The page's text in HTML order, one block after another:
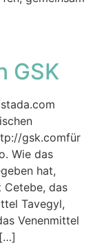
GSK
gsk.comfür
Wie das
hat,
Cetebe, das
Tavegyl,
Venenmittel